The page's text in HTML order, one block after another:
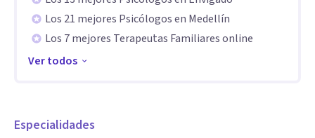
Los 21 mejores Psicólogos en Medellín
Los 7 mejores Terapeutas Familiares online
Ver todos
Especialidades